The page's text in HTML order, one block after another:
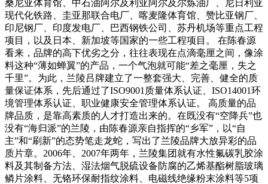
桑尼亚体育馆、中石油阿尔及利亚阿尔及尔炼油厂、尼日利亚
现代化铁路、圭亚那联合电厂、喀麦隆体育馆、赞比亚钢厂、
印尼钢厂、印度发电厂、巴西钢铁公司、苏丹机场等重点工程
项目，以及日本、新加坡等国家的一些工程项目。 在陈春源
看来，品牌的高下优劣之分，往往表现在点滴毫厘之间，像涂
料这种“薄如蝉翼”的产品，一个气泡就可能“差之毫厘，失之
千里”。为此，兰陵吕牌建立了一整套强大、完善、健全的质
量保证体系，先后通过了ISO9001质量体系认证、ISO14001环
境管理体系认证、职业健康安全管理体系认证。 高质量的品
牌品质，是靠高素质的人才打造出来的。在既没有“空降兵”也
没有“海归派”的兰陵，由陈春源亲自指挥的“乡军”，以“自
主”和“刷新”的态势笔走龙蛇，写出了兰陵品牌大放异彩的品
质片章。2006年、2007年两年，兰陵集团就有水性氟碳乳胶涂
料及其制备方法、湿法烟气脱硫设备防腐的乙烯基酯树脂玻璃
鳞片涂料、无铬环保耐指纹涂料、电磁线绝缘粉末涂料等5项